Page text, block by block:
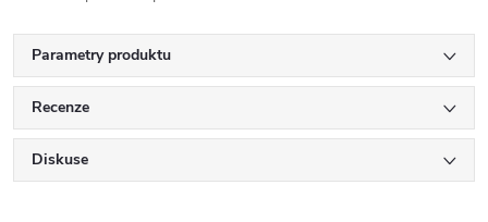
Parametry produktu
Recenze
Diskuse